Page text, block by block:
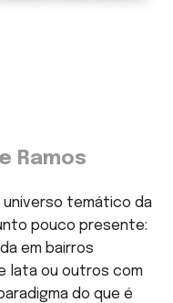
Ramos
universo temático da
pouco presente:
em bairros
lata ou outros com
do que é